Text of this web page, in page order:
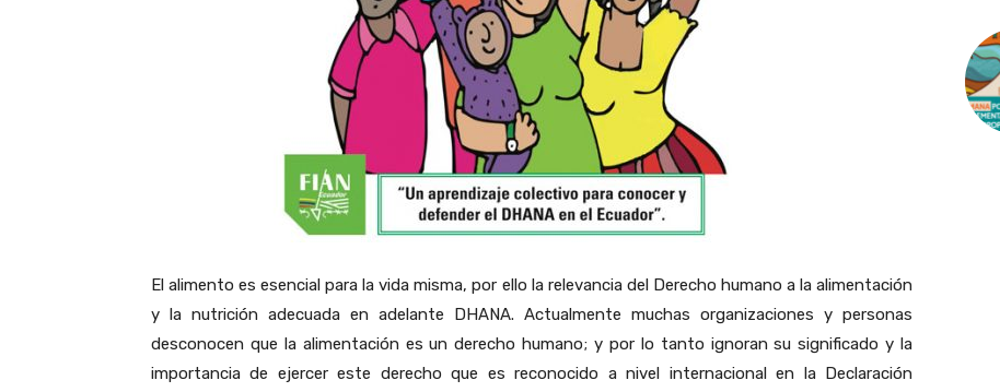
El alimento es esencial para la vida misma, por ello la relevancia del Derecho humano a la alimentación
y la nutrición adecuada en adelante DHANA. Actualmente muchas organizaciones y personas
desconocen que la alimentación es un derecho humano; y por lo tanto ignoran su significado y la
importancia de ejercer este derecho que es reconocido a nivel internacional en la Declaración